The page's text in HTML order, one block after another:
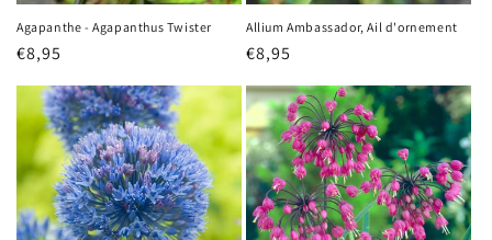
Agapanthe - Agapanthus Twister
Prix
habituel
€8,95
Allium Ambassador, Ail d'ornement
Prix
habituel
€8,95